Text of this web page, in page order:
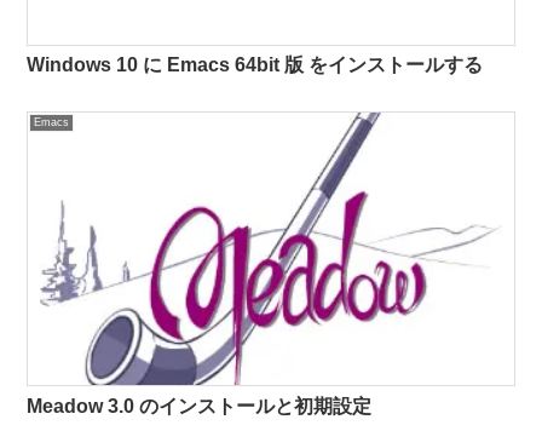
Windows 10 に Emacs 64bit 版 をインストールする
Emacs
Meadow 3.0 のインストールと初期設定